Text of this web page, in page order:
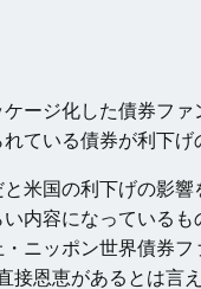
ージ化した債券フ
ている債券が利下げ
米国の利下げの影
内容になっている
ニッポン世界債券
接恩恵があるとは言